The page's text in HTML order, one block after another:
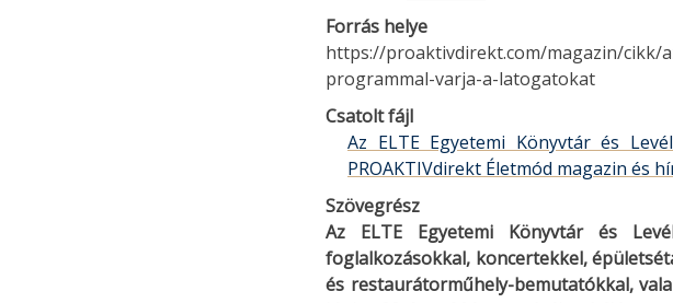
Forrás helye
https://proaktivdirekt.com/magazin/cikk/
programmal-varja-a-latogatokat
Csatolt fájl
Az ELTE Egyetemi Könyvtár és
PROAKTIVdirekt Életmód magazin és
Szövegrész
Az ELTE Egyetemi Könyvtár és
foglalkozásokkal, koncertekkel,
és restaurátorműhely-bemutatókkal,